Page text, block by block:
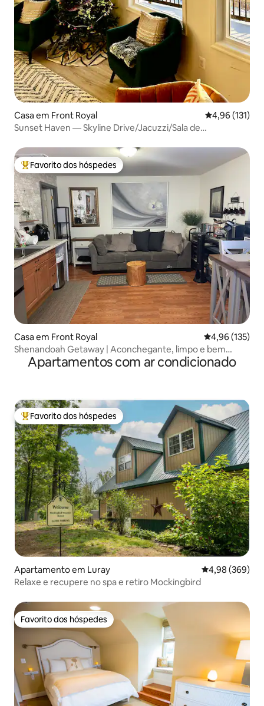
Casa em Front Royal Classificação
4,96 (131)
Sunset Haven — Skyline Drive/Jacuzzi/Sala de
Favoritos dos hóspedes mais apreciados
Favorito dos hóspedes
Casa em Front Royal Classificação
4,96 (135)
Shenandoah Getaway | Aconchegante, limpo e bem
localizado
Apartamentos com ar condicionado
Favoritos dos hóspedes mais apreciados
Favorito dos hóspedes
Apartamento em Luray Classificação
4,98 (369)
Relaxe e recupere no spa e retiro Mockingbird
Favorito dos hóspedes
Favorito dos hóspedes